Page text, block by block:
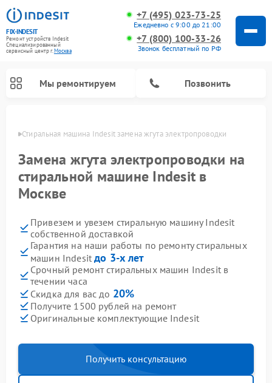
FIX-INDESIT
Ремонт устройств Indesit
Специализированный
cервисный центр г.Москва
+7 (495) 023-73-25
Ежедневно с 9:00 до 21:00
+7 (800) 100-33-26
Звонок бесплатный по РФ
Мы ремонтируем Позвонить
Стиральная машина Indesit замена жгута электропроводки
Замена жгута электропроводки на
стиральной машине Indesit в
Москве
Привезем и увезем стиральную машину Indesit
собственной доставкой
Гарантия на наши работы по ремонту стиральных
машин Indesitдо 3-х лет
Срочный ремонт стиральных машин Indesit в
течении часа
Скидка для вас до 20%
Получите 1500 рублей на ремонт
Оригинальные комплектующие Indesit
Получить консультацию